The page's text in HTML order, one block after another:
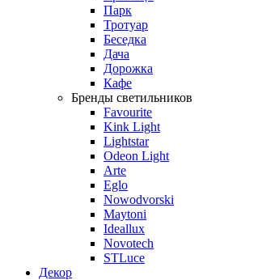
Парк
Тротуар
Беседка
Дача
Дорожка
Кафе
Бренды светильников
Favourite
Kink Light
Lightstar
Odeon Light
Arte
Eglo
Nowodvorski
Maytoni
Ideallux
Novotech
STLuce
Декор